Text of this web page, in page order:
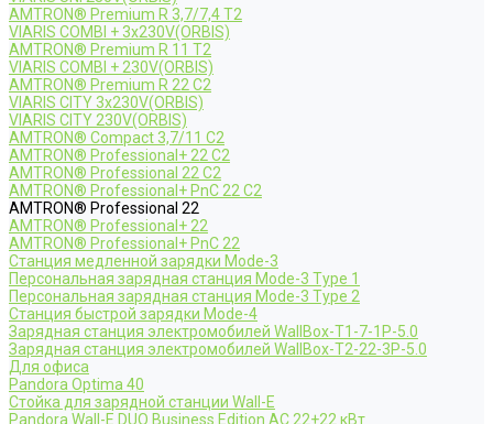
AMTRON® Premium R 3,7/7,4 T2
VIARIS COMBI + 3x230V(ORBIS)
AMTRON® Premium R 11 T2
VIARIS COMBI + 230V(ORBIS)
AMTRON® Premium R 22 C2
VIARIS CITY 3x230V(ORBIS)
VIARIS CITY 230V(ORBIS)
AMTRON® Compact 3,7/11 C2
AMTRON® Professional+ 22 C2
AMTRON® Professional 22 C2
AMTRON® Professional+ PnC 22 C2
AMTRON® Professional 22
AMTRON® Professional+ 22
AMTRON® Professional+ PnC 22
Станция медленной зарядки Mode-3
Персональная зарядная станция Mode-3 Type 1
Персональная зарядная станция Mode-3 Type 2
Станция быстрой зарядки Mode-4
Зарядная станция электромобилей WallBox-Т1-7-1Р-5.0
Зарядная станция электромобилей WallBox-Т2-22-3Р-5.0
Для офиса
Pandora Optima 40
Стойка для зарядной станции Wall-E
Pandora Wall-E DUO Business Edition AC 22+22 кВт